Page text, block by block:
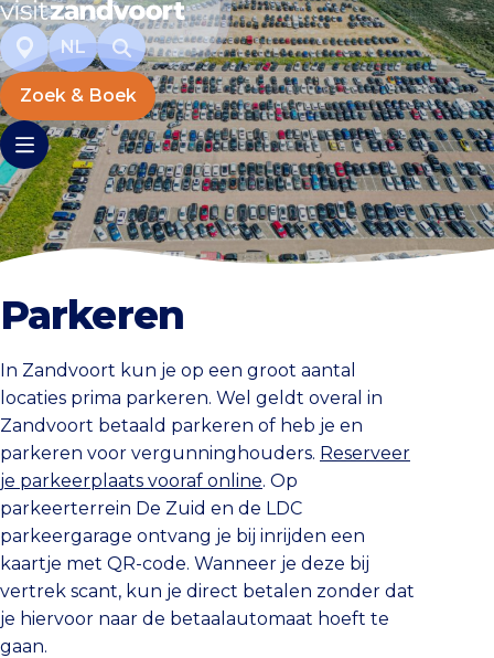
NL
Zoek & Boek
Parkeren
In Zandvoort kun je op een groot aantal
locaties prima parkeren. Wel geldt overal in
Zandvoort betaald parkeren of heb je en
parkeren voor vergunninghouders. Reserveer
je parkeerplaats vooraf online. Op
parkeerterrein De Zuid en de LDC
parkeergarage ontvang je bij inrijden een
kaartje met QR-code. Wanneer je deze bij
vertrek scant, kun je direct betalen zonder dat
je hiervoor naar de betaalautomaat hoeft te
gaan.